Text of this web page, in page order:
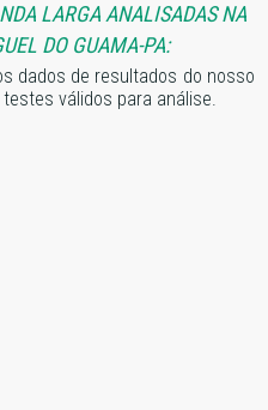
LARGA ANALISADAS NA
DO GUAMA-PA:
dados de resultados do nosso
válidos para análise.